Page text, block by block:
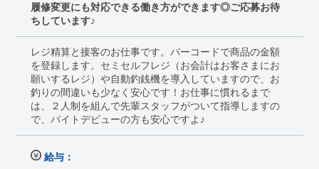
履修変更にも対応できる働き方ができます◎ご応募お待
ちしています♪
レジ精算と接客のお仕事です。バーコードで商品の金額
を登録します。セミセルフレジ（お会計はお客さまにお
願いするレジ）や自動釣銭機を導入していますので、お
釣りの間違いも少なく安心です！お仕事に慣れるまで
は、２人制を組んで先輩スタッフがついて指導しますの
で、バイトデビューの方も安心ですよ♪
給与：